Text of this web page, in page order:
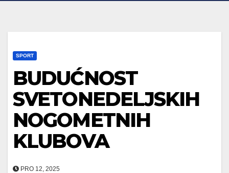
SPORT
BUDUĆNOST
SVETONEDELJSKIH
NOGOMETNIH
KLUBOVA
PRO 12, 2025